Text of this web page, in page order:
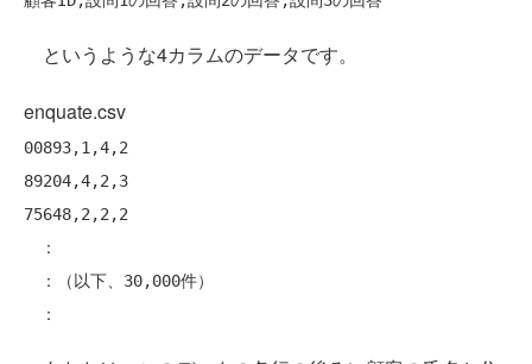
というような4カラムのデータです。
enquate.csv
00893,1,4,2
89204,4,2,3
75648,2,2,2
：
：（以下、30,000件）